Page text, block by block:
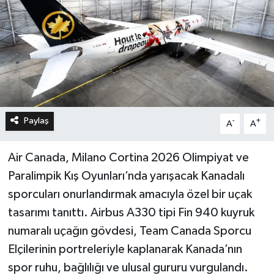
Paylaş A- A+
Air Canada, Milano Cortina 2026 Olimpiyat ve
Paralimpik Kış Oyunları’nda yarışacak Kanadalı
sporcuları onurlandırmak amacıyla özel bir uçak
tasarımı tanıttı. Airbus A330 tipi Fin 940 kuyruk
numaralı uçağın gövdesi, Team Canada Sporcu
Elçilerinin portreleriyle kaplanarak Kanada’nın
spor ruhu, bağlılığı ve ulusal gururu vurgulandı.